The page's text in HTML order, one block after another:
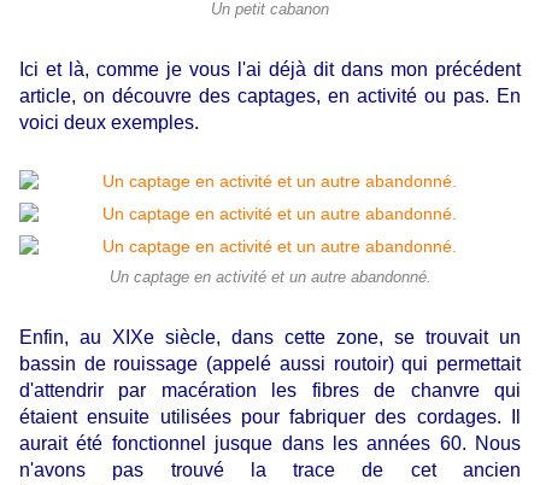
Un petit cabanon
Ici et là, comme je vous l'ai déjà dit dans mon précédent
article, on découvre des captages, en activité ou pas. En
voici deux exemples.
Un captage en activité et un autre abandonné.
Enfin, au XIXe siècle, dans cette zone, se trouvait un
bassin de rouissage (appelé aussi routoir) qui permettait
d'attendrir par macération les fibres de chanvre qui
étaient ensuite utilisées pour fabriquer des cordages. Il
aurait été fonctionnel jusque dans les années 60. Nous
n'avons pas trouvé la trace de cet ancien